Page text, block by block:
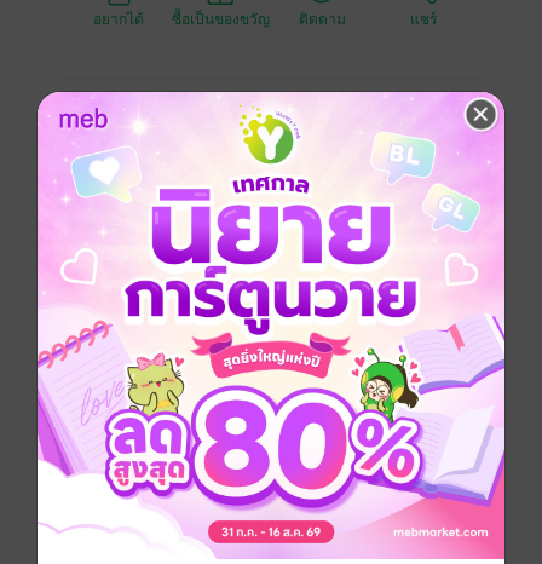
อยากได้ ซื้อเป็นของขวัญ ติดตาม แชร์
คำโปรยหนังสือ
กระต่ายคุยโว โอ้อวดเสียงฉาว
ว่าตนขายาว ย่างก้าวเร็วไว
เห็นเต่าเดินมา ยิ้มร่าไยไพ
เต่าล้าสมัย ไปไหนไม่ทันกิน
ดูตัวข้าซี เร็วรี่ดังบิน
แต่เต่าติดดิน หากินได้ไง
เต่าฟังกระต่าย มาหลายช่วงวัย
เหยียดเย้ยใช่ไหม เอาใหม่อีกซี
ประเภทไฟล์ pdf
วันที่วางขาย 05 ตุลาคม 2565
ความยาว 10 หน้า
100 บาท (ประหยัด 71%)